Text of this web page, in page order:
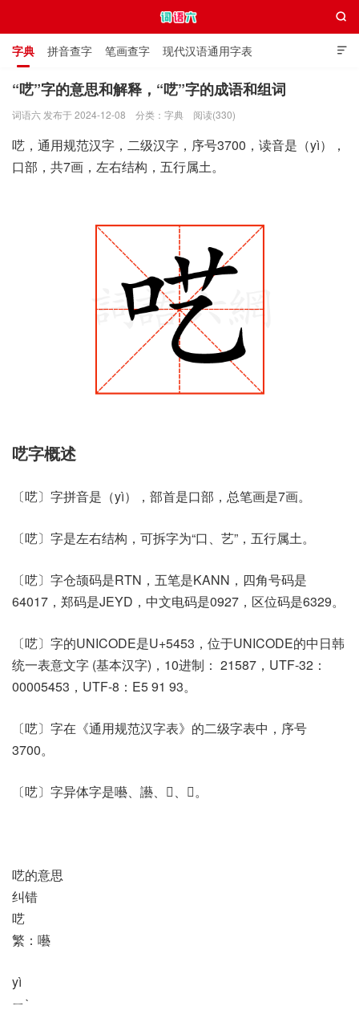

字典 拼音查字 笔画查字 现代汉语通用字表
通用规范汉字表 叠字大全 独体字大全 极简英语词典

“呓”字的意思和解释，“呓”字的成语和组词
词语六 发布于 2024-12-08 分类： 字典 阅读(330)
呓，通用规范汉字，二级汉字，序号3700，读音是（yì），
口部，共7画，左右结构，五行属土。
呓字概述
〔呓〕字拼音是（yì），部首是口部，总笔画是7画。
〔呓〕字是左右结构，可拆字为“口、艺”，五行属土。
〔呓〕字仓颉码是RTN，五笔是KANN，四角号码是
64017，郑码是JEYD，中文电码是0927，区位码是6329。
〔呓〕字的UNICODE是U+5453，位于UNICODE的中日韩
统一表意文字 (基本汉字)，10进制： 21587，UTF-32：
00005453，UTF-8：E5 91 93。
〔呓〕字在《通用规范汉字表》的二级字表中，序号
3700。
〔呓〕字异体字是囈、讛、𠾁、𡂞。
呓的意思
纠错
呓
繁：囈
yì
ㄧˋ